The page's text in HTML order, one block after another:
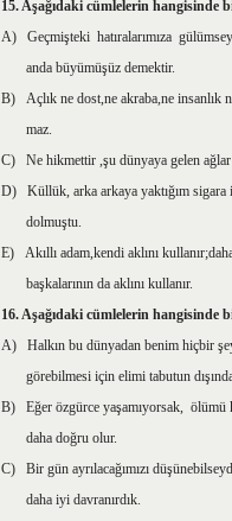
15. Aşağıdaki cümlelerin hangisinde
A) Geçmişteki hatıralarımıza
anda büyümüşüz demektir.
B) Açlık ne dost,ne akraba,ne insanlık
maz.
C) Ne hikmettir ,şu dünyaya gelen ağlar
D) Küllük, arka arkaya yaktığım sigara
dolmuştu.
E) Akıllı adam,kendi aklını
başkalarının da aklını kullanır.
16. Aşağıdaki cümlelerin hangisinde
A) Halkın bu dünyadan benim hiçbir şey
görebilmesi için elimi tabutun dışında
B) Eğer özgürce yaşamıyorsak, ölümü
daha doğru olur.
C) Bir gün ayrılacağımızı
daha iyi davranırdık.